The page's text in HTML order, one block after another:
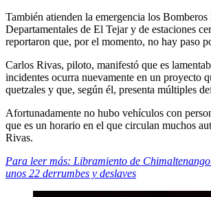
También atienden la emergencia los
Departamentales de El Tejar y de estaciones
reportaron que, por el momento, no hay paso
Carlos Rivas, piloto, manifestó que es
incidentes ocurra nuevamente en un proyecto
quetzales y que, según él, presenta múltiples
Afortunadamente no hubo vehículos con
que es un horario en el que circulan muchos
Rivas.
Para leer más: Libramiento de
unos 22 derrumbes y deslaves